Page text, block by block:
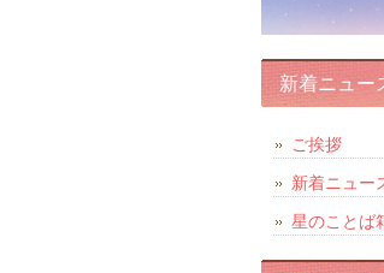
新着ニュー
ご挨拶
新着ニュー
星のことば